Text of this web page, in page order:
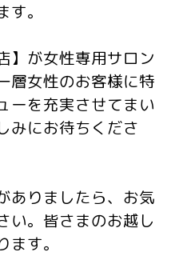
。
】が女性専用サロン
層女性のお客様に特
ーを充実させてまい
みにお待ちくださ
ありましたら、お気
い。皆さまのお越し
す。